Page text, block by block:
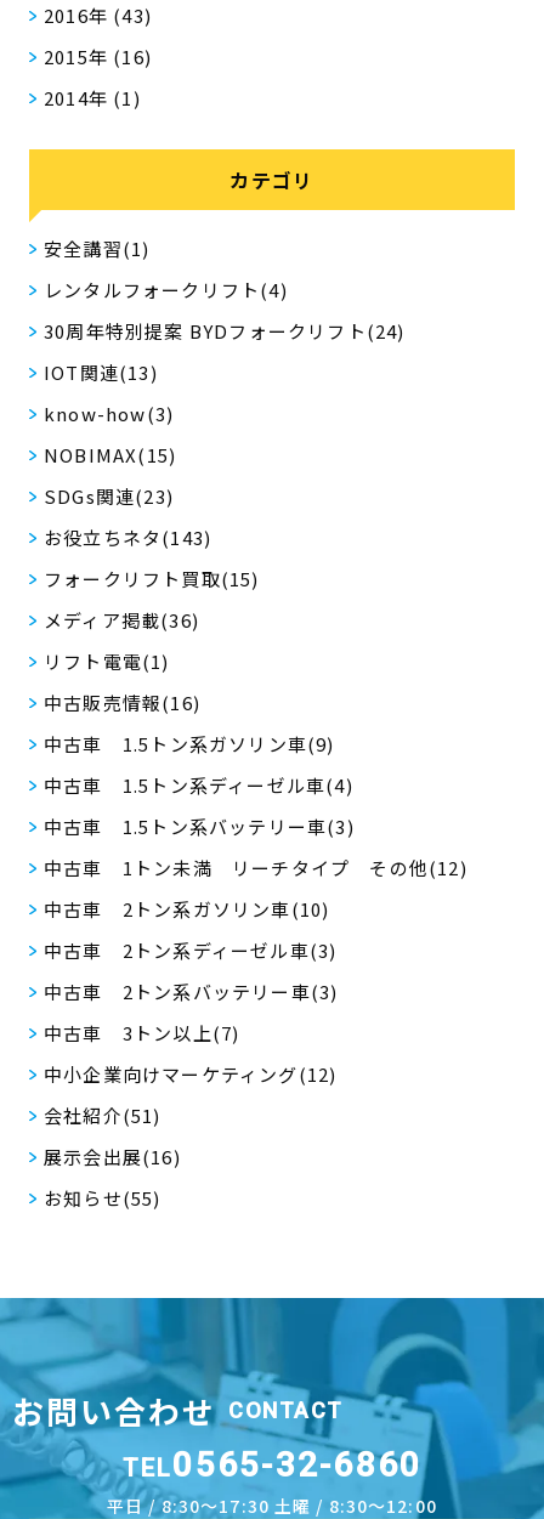
2016年 (43)
2015年 (16)
2014年 (1)
カテゴリ
安全講習(1)
レンタルフォークリフト(4)
30周年特別提案 BYDフォークリフト(24)
IOT関連(13)
know-how(3)
NOBIMAX(15)
SDGs関連(23)
お役立ちネタ(143)
フォークリフト買取(15)
メディア掲載(36)
リフト電電(1)
中古販売情報(16)
中古車 1.5トン系ガソリン車(9)
中古車 1.5トン系ディーゼル車(4)
中古車 1.5トン系バッテリー車(3)
中古車 1トン未満 リーチタイプ その他(12)
中古車 2トン系ガソリン車(10)
中古車 2トン系ディーゼル車(3)
中古車 2トン系バッテリー車(3)
中古車 3トン以上(7)
中小企業向けマーケティング(12)
会社紹介(51)
展示会出展(16)
お知らせ(55)
お問い合わせ CONTACT
TEL0565-32-6860
平日 / 8:30～17:30 土曜 / 8:30～12:00